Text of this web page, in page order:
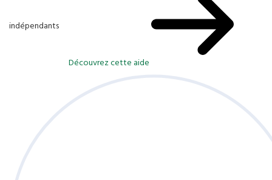
indépendants
Découvrez cette aide